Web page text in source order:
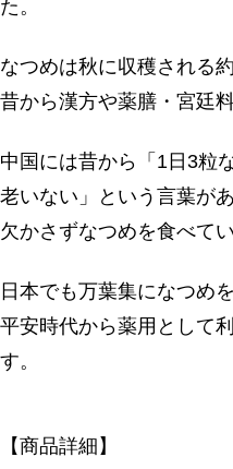
た。
なつめは秋に収穫される
昔から漢方や薬膳・宮廷
中国には昔から「1日3粒
老いない」という言葉が
欠かさずなつめを食べて
日本でも万葉集になつめ
平安時代から薬用として
す。
【商品詳細】